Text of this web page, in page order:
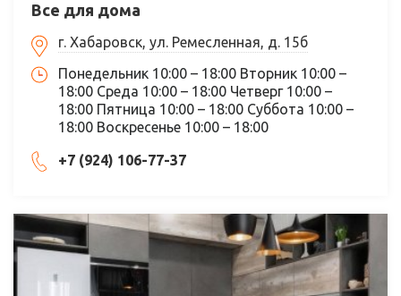
Все для дома
г. Хабаровск, ул. Ремесленная, д. 15б
Понедельник 10:00 – 18:00 Вторник 10:00 –
18:00 Среда 10:00 – 18:00 Четверг 10:00 –
18:00 Пятница 10:00 – 18:00 Суббота 10:00 –
18:00 Воскресенье 10:00 – 18:00
+7 (924) 106-77-37